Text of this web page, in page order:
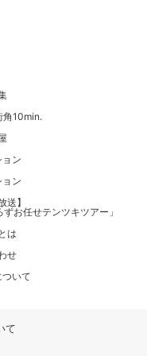
角10min.
ン
ン
送】
お任せテンツキツアー」
は
せ
いて
て